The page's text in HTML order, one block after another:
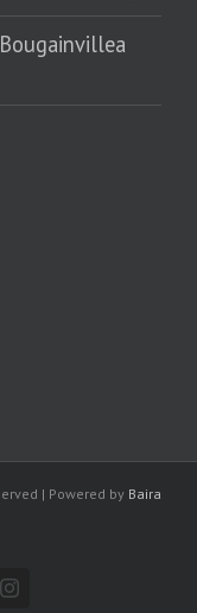
| Powered by Baira
Instagram